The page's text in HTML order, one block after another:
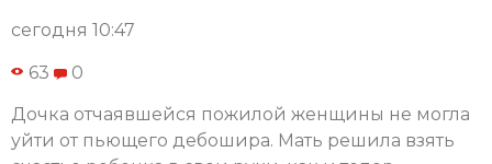
сегодня 10:47
63 0
Дочка отчаявшейся пожилой женщины не могла
уйти от пьющего дебошира. Мать решила взять